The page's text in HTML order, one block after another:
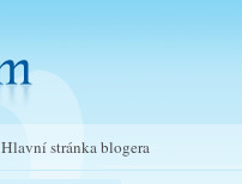
Hlavní stránka blogera